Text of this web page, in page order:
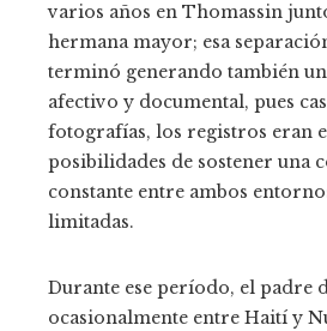
varios años en Thomassin
hermana mayor; esa
terminó generando también
afectivo y documental, pues
fotografías, los registros eran
posibilidades de sostener una
constante entre ambos
limitadas.
Durante ese período, el padre
ocasionalmente entre Haití y